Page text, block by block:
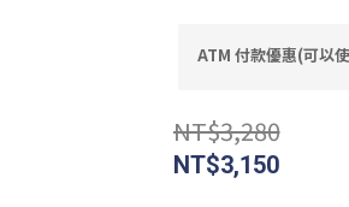
ATM 付款優惠(可以
NT$3,280
NT$3,150